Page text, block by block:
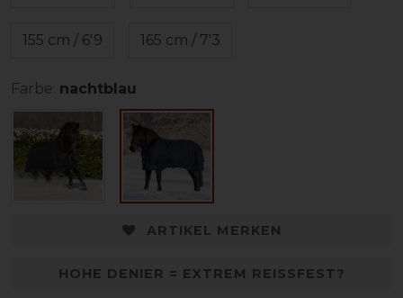
155 cm / 6'9 165 cm / 7'3
Farbe: nachtblau
ARTIKEL MERKEN
HOHE DENIER = EXTREM REISSFEST?